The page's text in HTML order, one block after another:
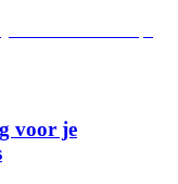
voor je